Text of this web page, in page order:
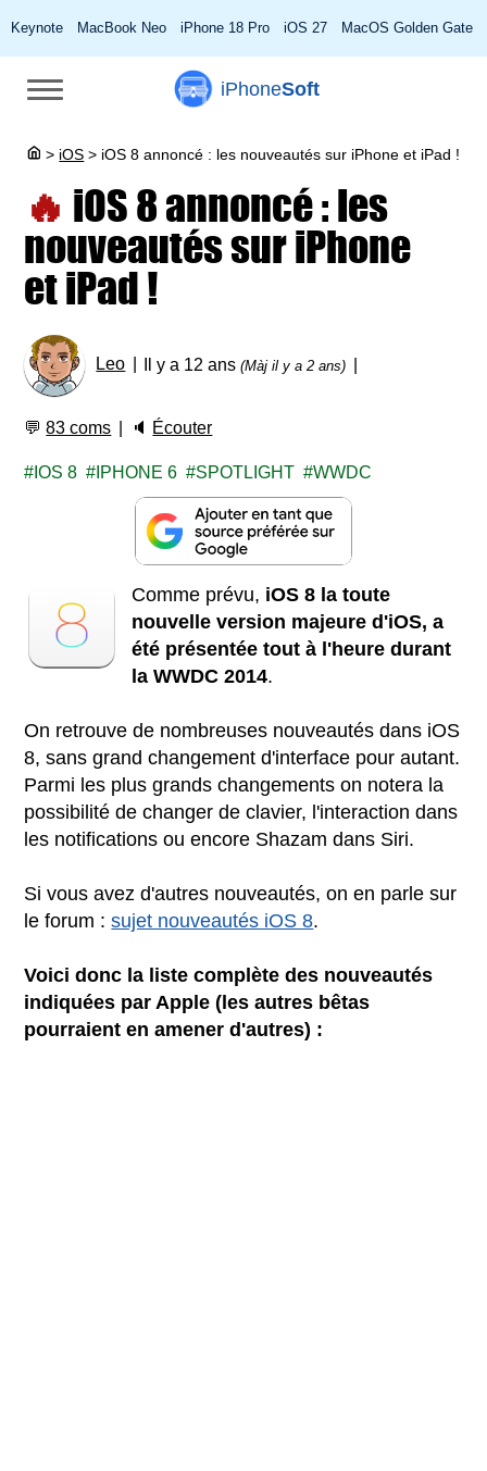
Keynote MacBook Neo iPhone 18 Pro iOS 27 MacOS Golden Gate
iPhoneSoft
> iOS > iOS 8 annoncé : les nouveautés sur iPhone et iPad !
🔥 iOS 8 annoncé : les
nouveautés sur iPhone
et iPad !
Leo Il y a 12 ans(Màj il y a 2 ans)
💬83 coms 🔈 Écouter
IOS 8 IPHONE 6 SPOTLIGHT WWDC
Comme prévu, iOS 8 la toute
nouvelle version majeure d'iOS, a
été présentée tout à l'heure durant
la WWDC 2014.
On retrouve de nombreuses nouveautés dans iOS
8, sans grand changement d'interface pour autant.
Parmi les plus grands changements on notera la
possibilité de changer de clavier, l'interaction dans
les notifications ou encore Shazam dans Siri.
Si vous avez d'autres nouveautés, on en parle sur
le forum :sujet nouveautés iOS 8.
Voici donc la liste complète des nouveautés
indiquées par Apple (les autres bêtas
pourraient en amener d'autres) :